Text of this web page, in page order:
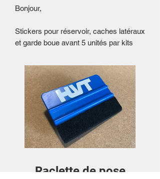
Bonjour,
Stickers pour réservoir, caches latéraux
et garde boue avant 5 unités par kits
Raclette de pose